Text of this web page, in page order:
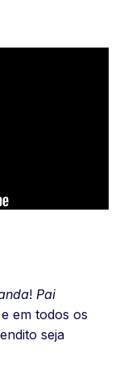
! Pai
em todos os
seja